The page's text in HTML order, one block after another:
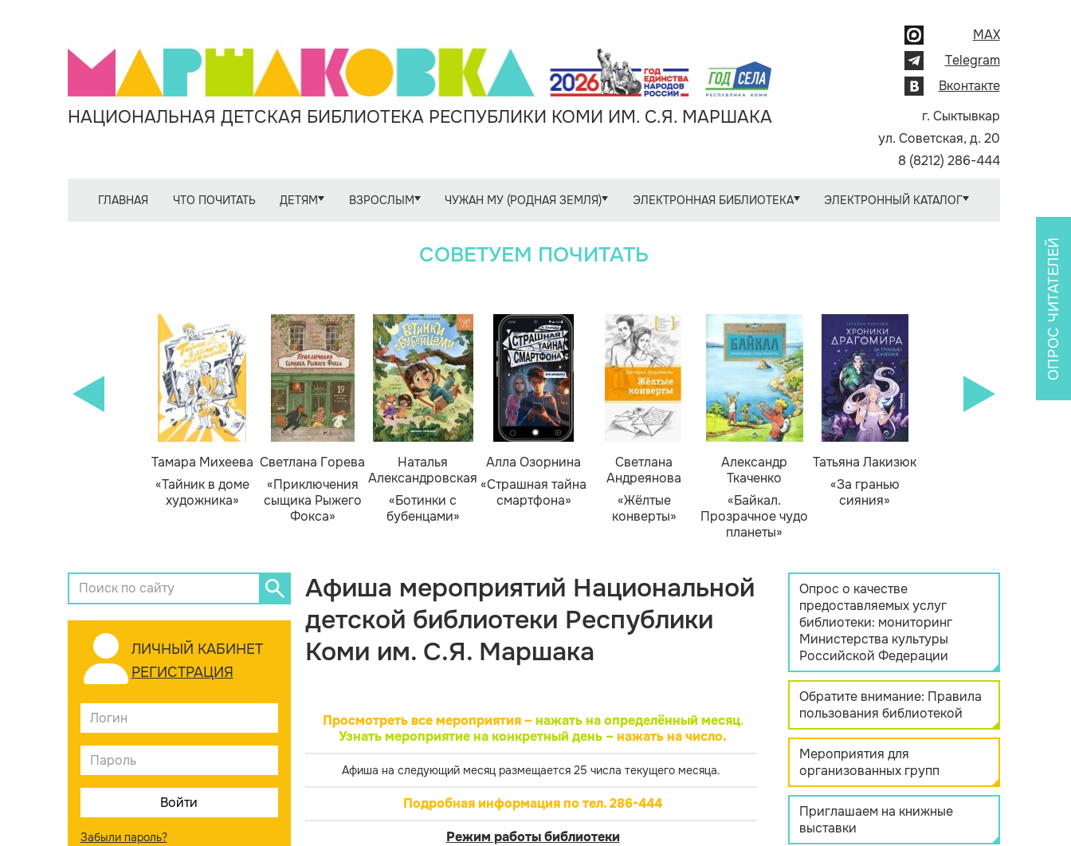
НАЦИОНАЛЬНАЯ ДЕТСКАЯ БИБЛИОТЕКА РЕСПУБЛИКИ КОМИ ИМ. С.Я. МАРШАКА
MAX
Telegram
Вконтакте
г. Сыктывкар
ул. Советская, д. 20
8 (8212) 286-444
ГЛАВНАЯ ЧТО ПОЧИТАТЬ ДЕТЯМ ВЗРОСЛЫМ ЧУЖАН МУ (РОДНАЯ ЗЕМЛЯ) ЭЛЕКТРОННАЯ БИБЛИОТЕКА ЭЛЕКТРОННЫЙ КАТАЛОГ
СОВЕТУЕМ ПОЧИТАТЬ
Тамара Михеева
«Тайник в доме
художника»
Светлана Горева
«Приключения
сыщика Рыжего
Фокса»
Наталья
Александровская
«Ботинки с
бубенцами»
Алла Озорнина
«Страшная тайна
смартфона»
Светлана
Андреянова
«Жёлтые
конверты»
Александр
Ткаченко
«Байкал.
Прозрачное чудо
планеты»
Татьяна Лакизюк
«За гранью
сияния»
ЛИЧНЫЙ КАБИНЕТ
РЕГИСТРАЦИЯ
Забыли пароль?
Афиша мероприятий Национальной
детской библиотеки Республики
Коми им. С.Я. Маршака
Просмотреть все мероприятия – нажать на определённый месяц.
Узнать мероприятие на конкретный день –нажать на число.
Афиша на следующий месяц размещается 25 числа текущего месяца.
Подробная информация по тел. 286-444
Режим работы библиотеки
ОПРОС ЧИТАТЕЛЕЙ
Опрос о качестве
предоставляемых услуг
библиотеки: мониторинг
Министерства культуры
Российской Федерации
Обратите внимание: Правила
пользования библиотекой
Мероприятия для
организованных групп
Приглашаем на книжные
выставки